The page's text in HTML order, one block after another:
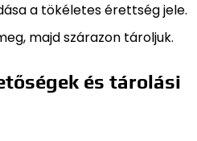
a tökéletes érettség jele.
majd szárazon tároljuk.
és tárolási